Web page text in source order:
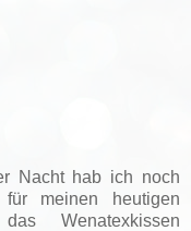
Nacht hab ich noch
meinen heutigen
Wenatexkissen